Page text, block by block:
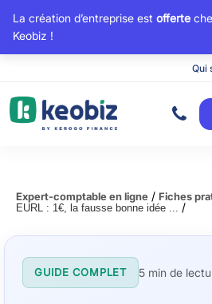
La création d’entreprise est offerte
Keobiz !
Qui
c
c
u
Expert-comptable en ligne / Fiches
EURL : 1€, la fausse bonne idée ... /
GUIDE COMPLET 5 min de